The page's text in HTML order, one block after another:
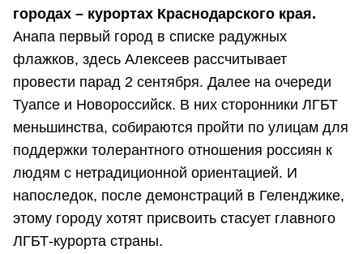
городах – курортах Краснодарского края.
Анапа первый город в списке радужных
флажков, здесь Алексеев рассчитывает
провести парад 2 сентября. Далее на очереди
Туапсе и Новороссийск. В них сторонники ЛГБТ
меньшинства, собираются пройти по улицам для
поддержки толерантного отношения россиян к
людям с нетрадиционной ориентацией. И
напоследок, после демонстраций в Геленджике,
этому городу хотят присвоить стасует главного
ЛГБТ-курорта страны.